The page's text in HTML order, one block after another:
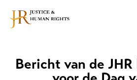
Bericht van de